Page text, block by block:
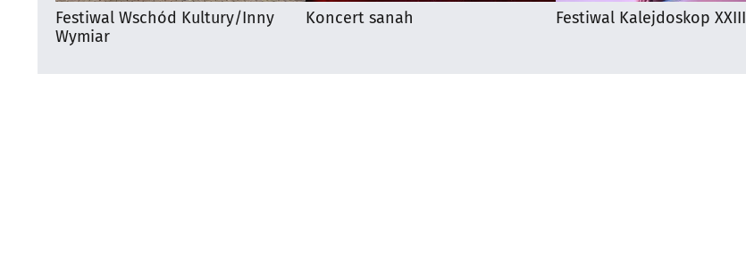
Festiwal Wschód Kultury/Inny
Wymiar
Koncert sanah Festiwal Kalejdoskop XXIII